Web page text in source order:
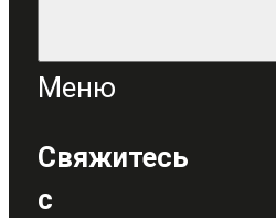
Меню
Свяжитесь
с